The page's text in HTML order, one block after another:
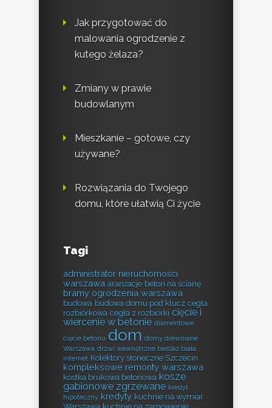
Jak przygotować do
malowania ogrodzenie z
kutego żelaza?
Zmiany w prawie
budowlanym
Mieszkanie – gotowe, czy
używane?
Rozwiązania do Twojego
domu, które ułatwią Ci życie
Tagi
administrator nieruchomości
warszawa aranżacje beton na ścianę
bramy ogrodzenia warszawa
budowa budowa domu pod klucz cegła
rozbiórkowa cegła z rozbiórki cięcie i
wiercenie w betonie diamentowe
cięcie betonu dom domy drewniane
Warszawa drzwi wewnętrzne bielsko biała
internet Kolektory słoneczne Szczecin
kompleksowe remonty warszawa
kostka brukowa betonowa kosze
gabionowe zgrzewane kredyt
hipoteczny kredyty kuchnie na wymiar